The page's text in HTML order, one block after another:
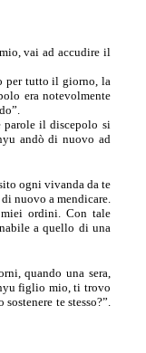
vai ad accudire il
per tutto il giorno, la
era notevolmente
parole il discepolo si
andò di nuovo ad
ogni vivanda da te
di nuovo a mendicare.
ordini. Con tale
a quello di una
quando una sera,
figlio mio, ti trovo
te stesso?”.